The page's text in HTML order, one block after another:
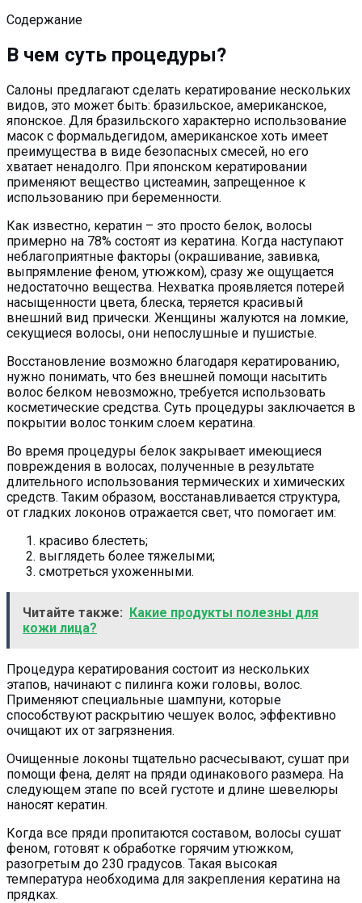
Содержание
В чем суть процедуры?
Салоны предлагают сделать кератирование нескольких
видов, это может быть: бразильское, американское,
японское. Для бразильского характерно использование
масок с формальдегидом, американское хоть имеет
преимущества в виде безопасных смесей, но его
хватает ненадолго. При японском кератировании
применяют вещество цистеамин, запрещенное к
использованию при беременности.
Как известно, кератин – это просто белок, волосы
примерно на 78% состоят из кератина. Когда наступают
неблагоприятные факторы (окрашивание, завивка,
выпрямление феном, утюжком), сразу же ощущается
недостаточно вещества. Нехватка проявляется потерей
насыщенности цвета, блеска, теряется красивый
внешний вид прически. Женщины жалуются на ломкие,
секущиеся волосы, они непослушные и пушистые.
Восстановление возможно благодаря кератированию,
нужно понимать, что без внешней помощи насытить
волос белком невозможно, требуется использовать
косметические средства. Суть процедуры заключается в
покрытии волос тонким слоем кератина.
Во время процедуры белок закрывает имеющиеся
повреждения в волосах, полученные в результате
длительного использования термических и химических
средств. Таким образом, восстанавливается структура,
от гладких локонов отражается свет, что помогает им:
красиво блестеть;
выглядеть более тяжелыми;
смотреться ухоженными.
Читайте также: Какие продукты полезны для
кожи лица?
Процедура кератирования состоит из нескольких
этапов, начинают с пилинга кожи головы, волос.
Применяют специальные шампуни, которые
способствуют раскрытию чешуек волос, эффективно
очищают их от загрязнения.
Очищенные локоны тщательно расчесывают, сушат при
помощи фена, делят на пряди одинакового размера. На
следующем этапе по всей густоте и длине шевелюры
наносят кератин.
Когда все пряди пропитаются составом, волосы сушат
феном, готовят к обработке горячим утюжком,
разогретым до 230 градусов. Такая высокая
температура необходима для закрепления кератина на
прядках.